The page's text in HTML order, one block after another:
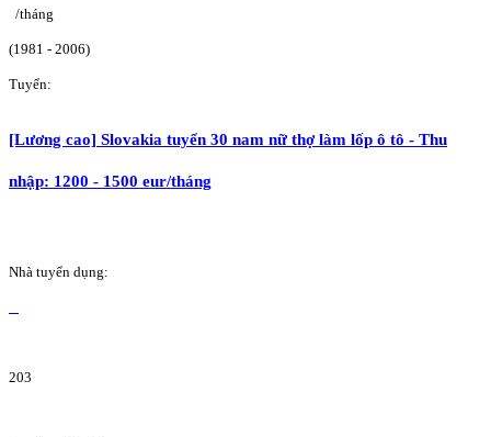
/tháng
(1981 - 2006)
Tuyển:
[Lương cao] Slovakia tuyển 30 nam nữ thợ làm lốp ô tô - Thu
nhập: 1200 - 1500 eur/tháng
Nhà tuyển dụng:
203